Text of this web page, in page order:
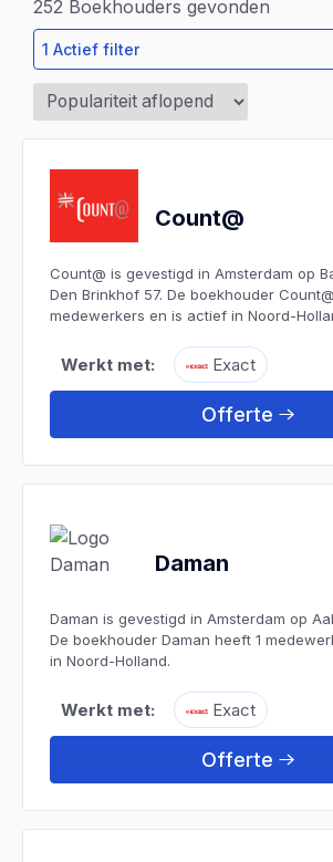
252 Boekhouders gevonden
1 Actief filter
Count@
Count@ is gevestigd in Amsterdam op
Den Brinkhof 57. De boekhouder
medewerkers en is actief in Noord-
Werkt met: Exact
Offerte
Daman
Daman is gevestigd in Amsterdam op
De boekhouder Daman heeft 1
in Noord-Holland.
Werkt met: Exact
Offerte